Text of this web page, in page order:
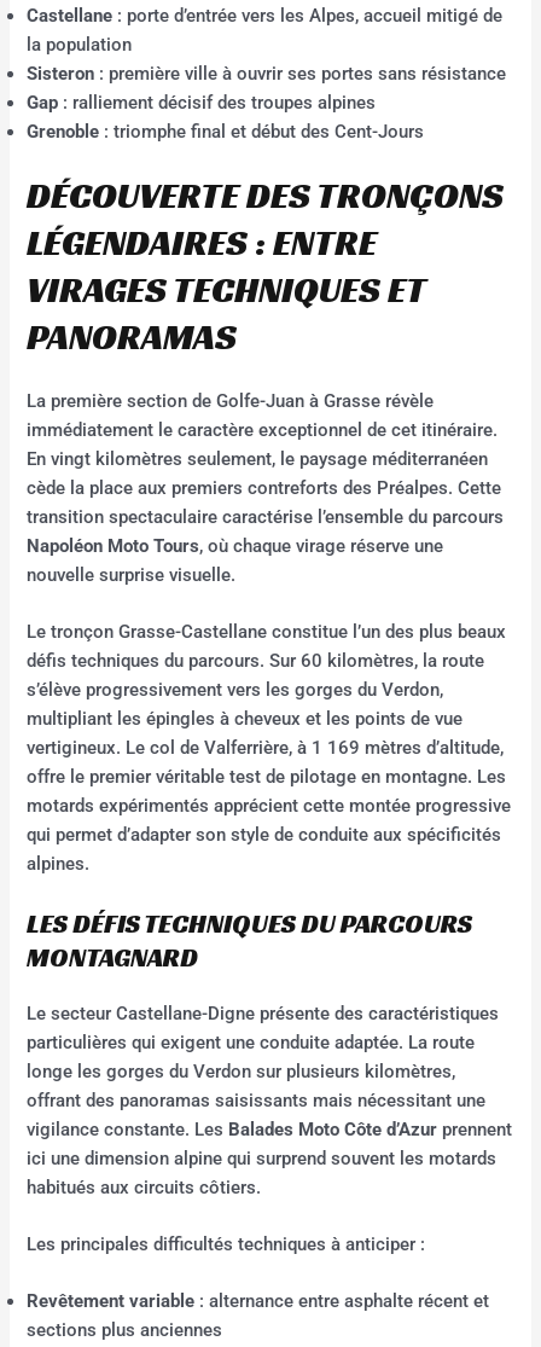
Castellane : porte d’entrée vers les Alpes, accueil mitigé de
la population
Sisteron : première ville à ouvrir ses portes sans résistance
Gap : ralliement décisif des troupes alpines
Grenoble : triomphe final et début des Cent-Jours
DÉCOUVERTE DES TRONÇONS
LÉGENDAIRES : ENTRE
VIRAGES TECHNIQUES ET
PANORAMAS
La première section de Golfe-Juan à Grasse révèle
immédiatement le caractère exceptionnel de cet itinéraire.
En vingt kilomètres seulement, le paysage méditerranéen
cède la place aux premiers contreforts des Préalpes. Cette
transition spectaculaire caractérise l’ensemble du parcours
Napoléon Moto Tours, où chaque virage réserve une
nouvelle surprise visuelle.
Le tronçon Grasse-Castellane constitue l’un des plus beaux
défis techniques du parcours. Sur 60 kilomètres, la route
s’élève progressivement vers les gorges du Verdon,
multipliant les épingles à cheveux et les points de vue
vertigineux. Le col de Valferrière, à 1 169 mètres d’altitude,
offre le premier véritable test de pilotage en montagne. Les
motards expérimentés apprécient cette montée progressive
qui permet d’adapter son style de conduite aux spécificités
alpines.
LES DÉFIS TECHNIQUES DU PARCOURS
MONTAGNARD
Le secteur Castellane-Digne présente des caractéristiques
particulières qui exigent une conduite adaptée. La route
longe les gorges du Verdon sur plusieurs kilomètres,
offrant des panoramas saisissants mais nécessitant une
vigilance constante. Les Balades Moto Côte d’Azur prennent
ici une dimension alpine qui surprend souvent les motards
habitués aux circuits côtiers.
Les principales difficultés techniques à anticiper :
Revêtement variable : alternance entre asphalte récent et
sections plus anciennes